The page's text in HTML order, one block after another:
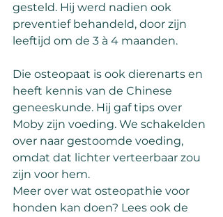
gesteld. Hij werd nadien ook
preventief behandeld, door zijn
leeftijd om de 3 à 4 maanden.
Die osteopaat is ook dierenarts en
heeft kennis van de Chinese
geneeskunde. Hij gaf tips over
Moby zijn voeding. We schakelden
over naar gestoomde voeding,
omdat dat lichter verteerbaar zou
zijn voor hem.
Meer over wat osteopathie voor
honden kan doen? Lees ook de